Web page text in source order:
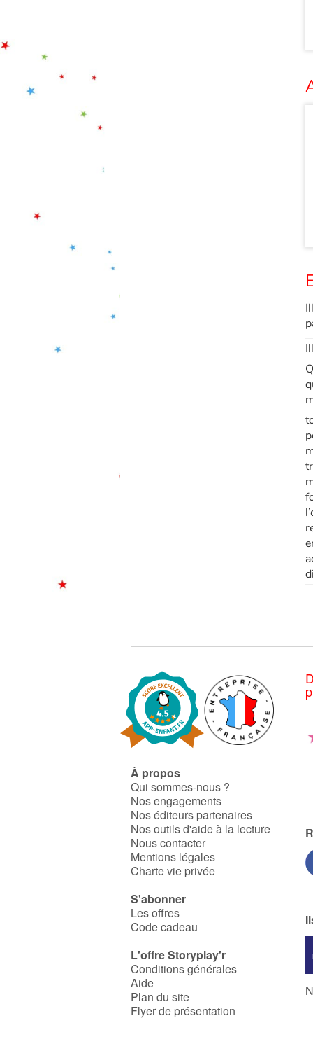
À propos
Qui sommes-nous ?
Nos engagements
Nos éditeurs partenaires
Nos outils d'aide à la lecture
Nous contacter
Mentions légales
Charte vie privée
S'abonner
Les offres
Code cadeau
L'offre Storyplay'r
Conditions générales
Aide
Plan du site
Flyer de présentation